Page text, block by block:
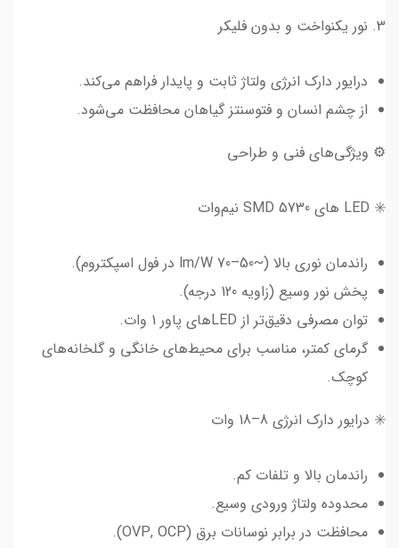
3. نور یکنواخت و بدون فلیکر
درایور دارک انرژی ولتاژ ثابت و پایدار فراهم می‌کند.
از چشم انسان و فتوسنتز گیاهان محافظت می‌شود.
⚙️ ویژگی‌های فنی و طراحی
✳️ LED های SMD 5730 نیم‌وات
راندمان نوری بالا (~50–70 lm/W در فول اسپکتروم).
پخش نور وسیع (زاویه 120 درجه).
توان مصرفی دقیق‌تر از LEDهای پاور 1 وات.
گرمای کمتر، مناسب برای محیط‌های خانگی و گلخانه‌های
کوچک.
✳️ درایور دارک انرژی 8–18 وات
راندمان بالا و تلفات کم.
محدوده ولتاژ ورودی وسیع.
محافظت در برابر نوسانات برق (OVP, OCP).